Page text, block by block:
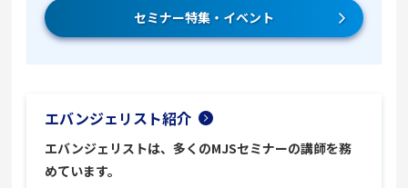
セミナー特集・イベント
エバンジェリスト紹介
エバンジェリストは、多くのMJSセミナーの講師を務
めています。